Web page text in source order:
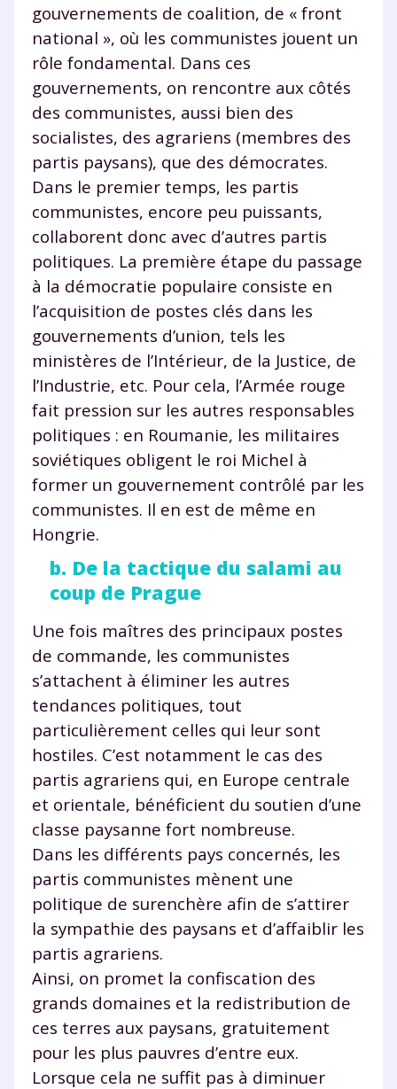
gouvernements de coalition, de « front
national », où les communistes jouent un
rôle fondamental. Dans ces
gouvernements, on rencontre aux côtés
des communistes, aussi bien des
socialistes, des agrariens (membres des
partis paysans), que des démocrates.
Dans le premier temps, les partis
communistes, encore peu puissants,
collaborent donc avec d’autres partis
politiques. La première étape du passage
à la démocratie populaire consiste en
l’acquisition de postes clés dans les
gouvernements d’union, tels les
ministères de l’Intérieur, de la Justice, de
l’Industrie, etc. Pour cela, l’Armée rouge
fait pression sur les autres responsables
politiques : en Roumanie, les militaires
soviétiques obligent le roi Michel à
former un gouvernement contrôlé par les
communistes. Il en est de même en
Hongrie.
b. De la tactique du salami au
coup de Prague
Une fois maîtres des principaux postes
de commande, les communistes
s’attachent à éliminer les autres
tendances politiques, tout
particulièrement celles qui leur sont
hostiles. C’est notamment le cas des
partis agrariens qui, en Europe centrale
et orientale, bénéficient du soutien d’une
classe paysanne fort nombreuse.
Dans les différents pays concernés, les
partis communistes mènent une
politique de surenchère afin de s’attirer
la sympathie des paysans et d’affaiblir les
partis agrariens.
Ainsi, on promet la confiscation des
grands domaines et la redistribution de
ces terres aux paysans, gratuitement
pour les plus pauvres d’entre eux.
Lorsque cela ne suffit pas à diminuer